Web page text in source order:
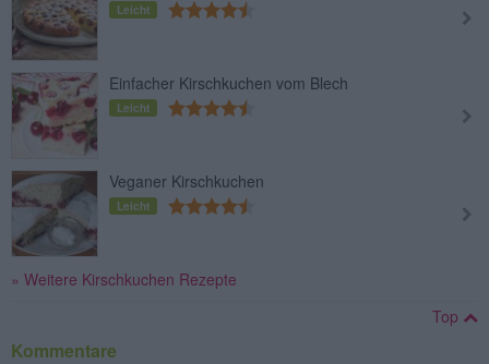
Leicht
Einfacher Kirschkuchen vom Blech
Leicht
Veganer Kirschkuchen
Leicht
» Weitere Kirschkuchen Rezepte
Top
Kommentare